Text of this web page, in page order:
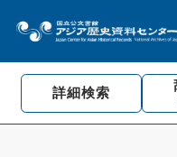
詳細検索